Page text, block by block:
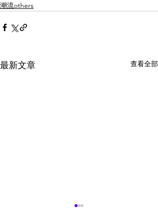
潮流others
最新文章 查看全部